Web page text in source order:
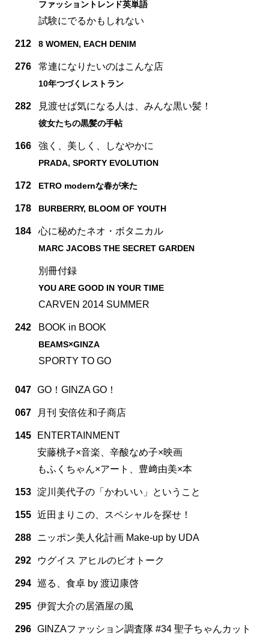
ファッショントレンド英単語
試験にでるかもしれない
212 8 WOMEN, EACH DENIM
276 常連になりたいのはこんな店
10年つづくレストラン
282 見渡せば気になる人は、みんな黒い髪！
彼女たちの黒髪の手帖
166 強く、美しく、しなやかに
PRADA, SPORTY EVOLUTION
172 ETRO modernな春が来た
178 BURBERRY, BLOOM OF YOUTH
184 心に秘めたネオ・ボタニカル
MARC JACOBS THE SECRET GARDEN
別冊付録
YOU ARE GOOD IN YOUR TIME
CARVEN 2014 SUMMER
242 BOOK in BOOK
BEAMS×GINZA
SPORTY TO GO
047 GO！GINZA GO！
067 月刊 安倍佐和子商店
145
ENTERTAINMENT
安藤桃子×音楽、辛酸なめ子×映画
もふくちゃん×アート、豊﨑由美×本
153 淀川美代子の「かわいい」ということ
155 近田まりこの、スペシャルを探せ！
288 ニッポン美人化計画 Make-up by UDA
292 ウグイス アヒルのビオトーク
294 巡る、食卓 by 渡辺康啓
295 伊賀大介の居酒屋の風
296 GINZAファッション調査隊 #34 聖子ちゃんカット